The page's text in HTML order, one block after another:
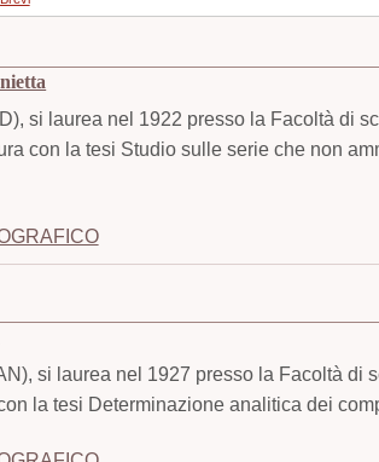
si laurea nel 1922 presso la Facoltà di
con la tesi Studio sulle serie che non
si laurea nel 1927 presso la Facoltà di
la tesi Determinazione analitica dei